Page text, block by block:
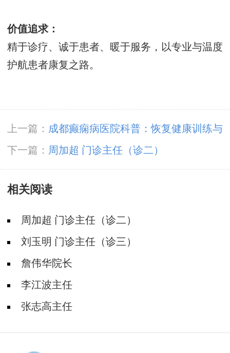
价值追求：
精于诊疗、诚于患者、暖于服务，以专业与温度
护航患者康复之路。
上一篇： 成都癫痫病医院科普：恢复健康训练与
心理支持！
下一篇： 周加超 门诊主任（诊二）
相关阅读
周加超 门诊主任（诊二）
刘玉明 门诊主任（诊三）
詹伟华院长
李江波主任
张志高主任